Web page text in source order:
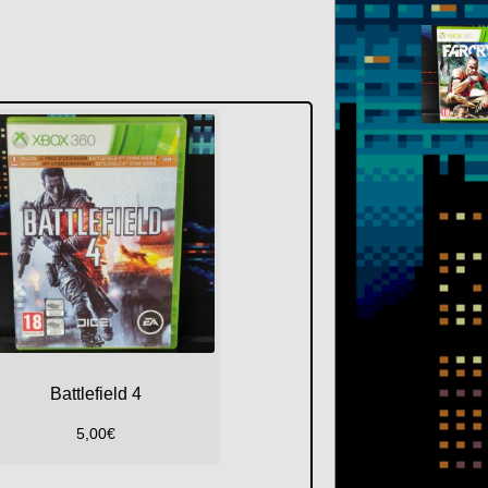
Battlefield 4
5,00€